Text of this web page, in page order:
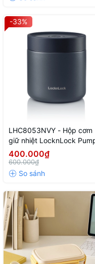
-33%
LHC8053NVY - Hộp cơm
giữ nhiệt LocknLock
Vacuum Lunch box 500ml
Màu xanh navy
400.000₫
600.000₫